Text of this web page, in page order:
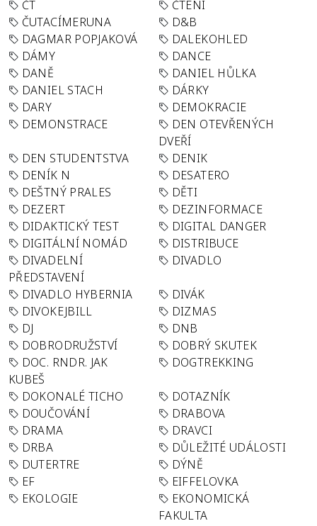
ČT
ČTENÍ
ČUTACÍMERUNA
D&B
DAGMAR POPJAKOVÁ
DALEKOHLED
DÁMY
DANCE
DANĚ
DANIEL HŮLKA
DANIEL STACH
DÁRKY
DARY
DEMOKRACIE
DEMONSTRACE
DEN OTEVŘENÝCH
DVEŘÍ
DEN STUDENTSTVA
DENIK
DENÍK N
DESATERO
DEŠTNÝ PRALES
DĚTI
DEZERT
DEZINFORMACE
DIDAKTICKÝ TEST
DIGITAL DANGER
DIGITÁLNÍ NOMÁD
DISTRIBUCE
DIVADELNÍ
PŘEDSTAVENÍ
DIVADLO
DIVADLO HYBERNIA
DIVÁK
DIVOKEJBILL
DIZMAS
DJ
DNB
DOBRODRUŽSTVÍ
DOBRÝ SKUTEK
DOC. RNDR. JAK
KUBEŠ
DOGTREKKING
DOKONALÉ TICHO
DOTAZNÍK
DOUČOVÁNÍ
DRABOVA
DRAMA
DRAVCI
DRBA
DŮLEŽITÉ UDÁLOSTI
DUTERTRE
DÝNĚ
EF
EIFFELOVKA
EKOLOGIE
EKONOMICKÁ
FAKULTA